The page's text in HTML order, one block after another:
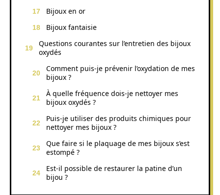
Bijoux en or
Bijoux fantaisie
Questions courantes sur l’entretien des bijoux
oxydés
Comment puis-je prévenir l’oxydation de mes
bijoux ?
À quelle fréquence dois-je nettoyer mes
bijoux oxydés ?
Puis-je utiliser des produits chimiques pour
nettoyer mes bijoux ?
Que faire si le plaquage de mes bijoux s’est
estompé ?
Est-il possible de restaurer la patine d’un
bijou ?